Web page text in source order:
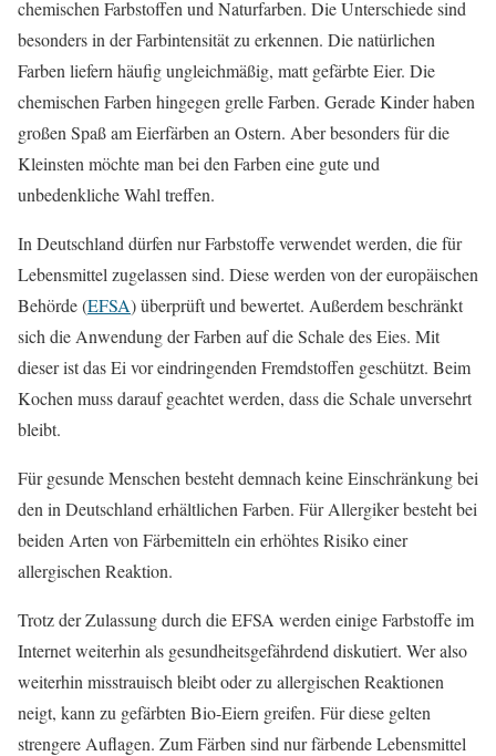
chemischen Farbstoffen und Naturfarben. Die Unterschiede sind
besonders in der Farbintensität zu erkennen. Die natürlichen
Farben liefern häufig ungleichmäßig, matt gefärbte Eier. Die
chemischen Farben hingegen grelle Farben. Gerade Kinder haben
großen Spaß am Eierfärben an Ostern. Aber besonders für die
Kleinsten möchte man bei den Farben eine gute und
unbedenkliche Wahl treffen.
In Deutschland dürfen nur Farbstoffe verwendet werden, die für
Lebensmittel zugelassen sind. Diese werden von der europäischen
Behörde (EFSA) überprüft und bewertet. Außerdem beschränkt
sich die Anwendung der Farben auf die Schale des Eies. Mit
dieser ist das Ei vor eindringenden Fremdstoffen geschützt. Beim
Kochen muss darauf geachtet werden, dass die Schale unversehrt
bleibt.
Für gesunde Menschen besteht demnach keine Einschränkung bei
den in Deutschland erhältlichen Farben. Für Allergiker besteht bei
beiden Arten von Färbemitteln ein erhöhtes Risiko einer
allergischen Reaktion.
Trotz der Zulassung durch die EFSA werden einige Farbstoffe im
Internet weiterhin als gesundheitsgefährdend diskutiert. Wer also
weiterhin misstrauisch bleibt oder zu allergischen Reaktionen
neigt, kann zu gefärbten Bio-Eiern greifen. Für diese gelten
strengere Auflagen. Zum Färben sind nur färbende Lebensmittel